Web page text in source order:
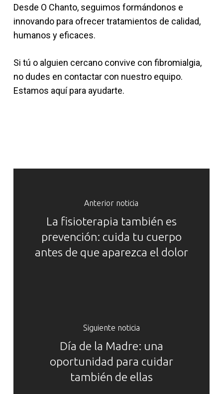
Desde O Chanto, seguimos formándonos e
innovando para ofrecer tratamientos de calidad,
humanos y eficaces.
Si tú o alguien cercano convive con fibromialgia,
no dudes en contactar con nuestro equipo.
Estamos aquí para ayudarte.
Anterior noticia
La fisioterapia también es
prevención: cuida tu cuerpo
antes de que aparezca el dolor
Siguiente noticia
Día de la Madre: una
oportunidad para cuidar
también de ellas